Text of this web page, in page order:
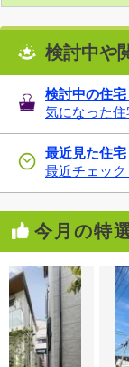
検討中や
検討中の住宅
気になった住
最近見た住宅
最近チェック
今月の特